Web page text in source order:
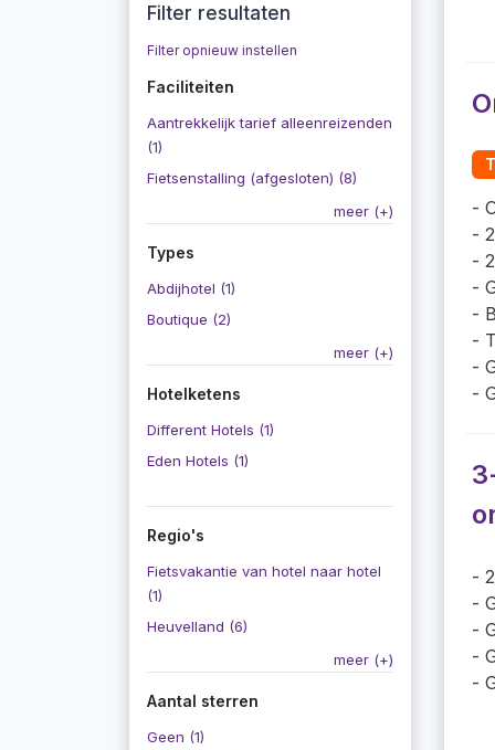
Filter resultaten
Filter opnieuw instellen
Faciliteiten
Aantrekkelijk tarief alleenreizenden
(1)
Fietsenstalling (afgesloten) (8)
meer (+)
Types
Abdijhotel (1)
Boutique (2)
meer (+)
Hotelketens
Different Hotels (1)
Eden Hotels (1)
Regio's
Fietsvakantie van hotel naar hotel
(1)
Heuvelland (6)
meer (+)
Aantal sterren
Geen (1)